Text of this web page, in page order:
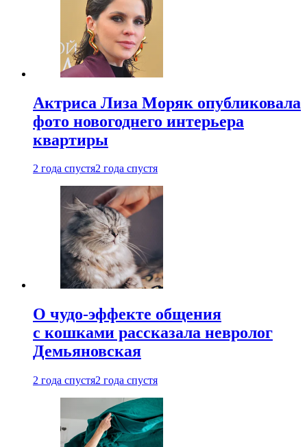
Актриса Лиза Моряк опубликовала
фото новогоднего интерьера
квартиры
2 года спустя2 года спустя
О чудо-эффекте общения
с кошками рассказала невролог
Демьяновская
2 года спустя2 года спустя